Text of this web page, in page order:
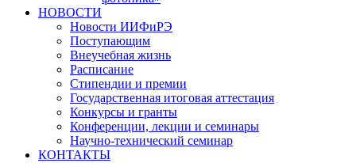
НОВОСТИ
Новости ИИФиРЭ
Поступающим
Внеучебная жизнь
Расписание
Стипендии и премии
Государственная итоговая аттестация
Конкурсы и гранты
Конференции, лекции и семинары
Научно-технический семинар
КОНТАКТЫ